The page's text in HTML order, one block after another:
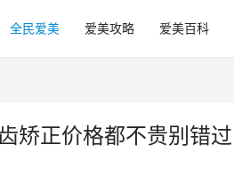
全民爱美 爱美攻略 爱美百科
矫正价格都不贵别错过